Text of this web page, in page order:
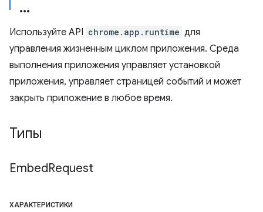
Используйте API chrome.app.runtime для
управления жизненным циклом приложения. Среда
выполнения приложения управляет установкой
приложения, управляет страницей событий и может
закрыть приложение в любое время.
Типы
EmbedRequest
ХАРАКТЕРИСТИКИ